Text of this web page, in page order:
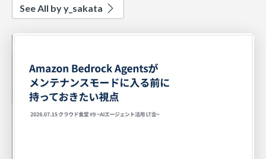
See All by y_sakata